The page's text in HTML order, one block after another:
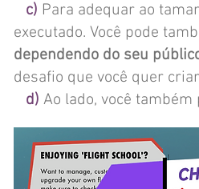
c) Para adequar ao
executado. Você pode
dependendo do seu
desafio que você quer
d) Ao lado, você